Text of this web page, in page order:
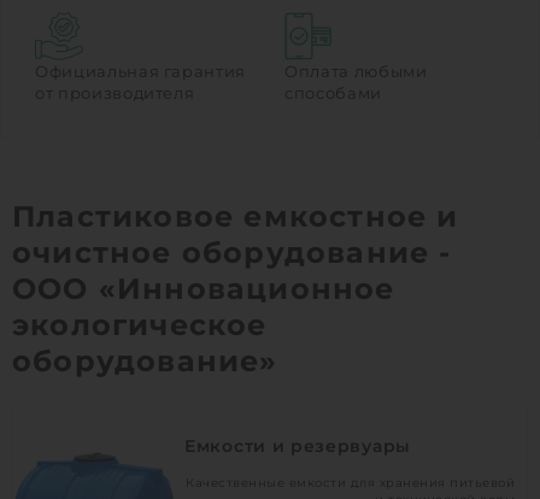
Официальная гарантия
от производителя
Оплата любыми
способами
Пластиковое емкостное и
очистное оборудование -
ООО «Инновационное
экологическое
оборудование»
Емкости и резервуары
Качественные емкости для хранения питьевой